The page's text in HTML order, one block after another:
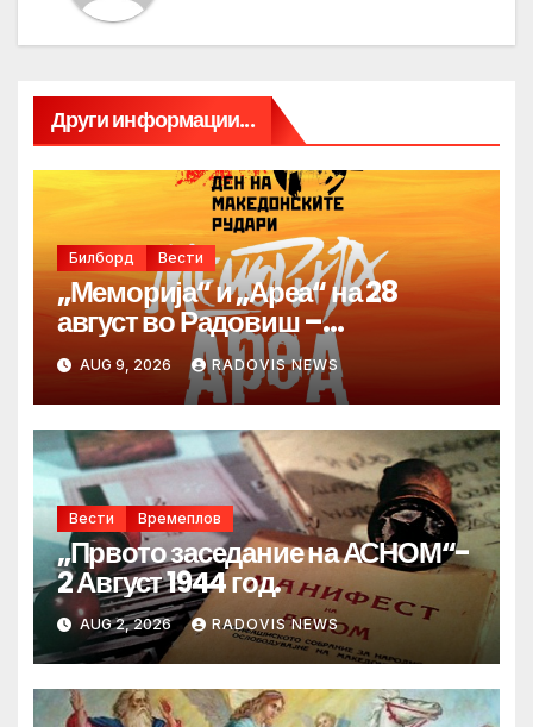
Други информации...
Билборд Вести
„Меморија“ и „Ареа“ на 28
август во Радовиш –
продолжува традицијата за
Денот на македонските рудари
AUG 9, 2026 RADOVIS NEWS
Вести Времеплов
„Првото заседание на АСНОМ“-
2 Август 1944 год.
AUG 2, 2026 RADOVIS NEWS